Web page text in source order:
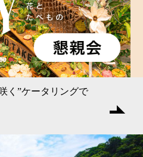
く”ケータリングで